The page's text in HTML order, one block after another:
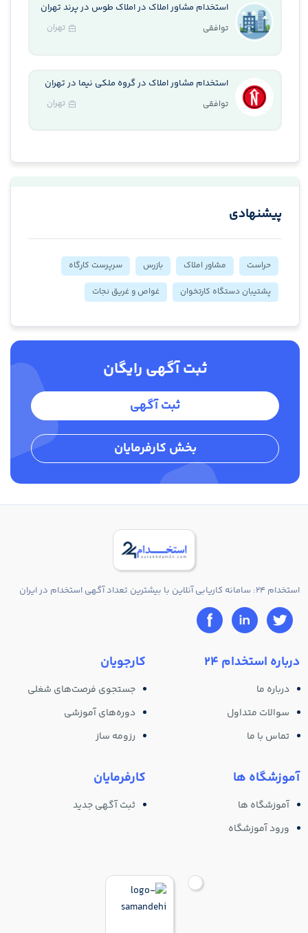
استخدام مشاور املاک در املاک طوس در پرند تهران
توافقی تهران
استخدام مشاور املاک در گروه ملکی نیما در تهران
توافقی تهران
پیشنهادی
حراست مشاور املاک بازرس
سرپرست کارگاه
پشتیبان دستگاه کارتخوان
غواص و غریق نجات
ثبت آگهی رایگان
ثبت آگهی
بخش کارفرمایان
استخدام 24: سامانه کاریابی آنلاین با بیشترین تعداد آگهی استخدام در ایران
درباره استخدام 24
درباره ما
سوالات متداول
تماس با ما
آموزشگاه ها
آموزشگاه ها
ورود آموزشگاه
کارجویان
جستجوی فرصت‌های شغلی
دوره‌های آموزشی
رزومه ساز
کارفرمایان
ثبت آگهی جدید